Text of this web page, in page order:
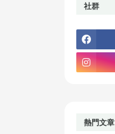
社群
熱門文章